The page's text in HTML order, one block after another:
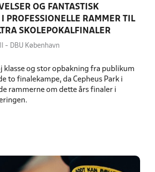
OG FANTASTISK
PROFESSIONELLE RAMMER TIL
SKOLEPOKALFINALER
- DBU København
klasse og stor opbakning fra publikum
to finalekampe, da Cepheus Park i
rammerne om dette års finaler i